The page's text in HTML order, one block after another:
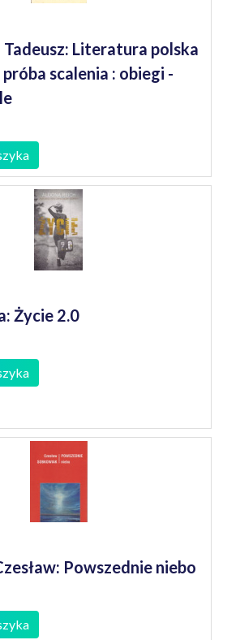
Literatura polska
scalenia : obiegi -
Życie 2.0
Powszednie niebo